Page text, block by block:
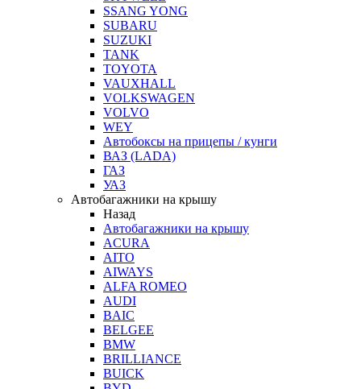
SSANG YONG
SUBARU
SUZUKI
TANK
TOYOTA
VAUXHALL
VOLKSWAGEN
VOLVO
WEY
Автобоксы на прицепы / кунги
ВАЗ (LADA)
ГАЗ
УАЗ
Автобагажники на крышу
Назад
Автобагажники на крышу
ACURA
AITO
AIWAYS
ALFA ROMEO
AUDI
BAIC
BELGEE
BMW
BRILLIANCE
BUICK